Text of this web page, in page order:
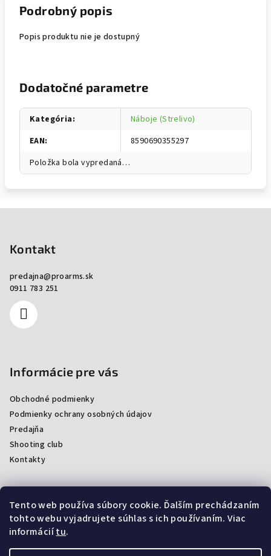
Tento web používa súbory cookie. Ďalším prechádzaním
tohto webu vyjadrujete súhlas s ich používaním. Viac
informáciítu.
Podrobný popis
Popis produktu nie je dostupný
Dodatočné parametre
Kategória:
Náboje (Strelivo)
EAN:
8590690355297
Položka bola vypredaná…
Kontakt
predajna@proarms.sk
0911 783 251
Informácie pre vás
Obchodné podmienky
Podmienky ochrany osobných údajov
Predajňa
Shooting club
Kontakty
Facebook